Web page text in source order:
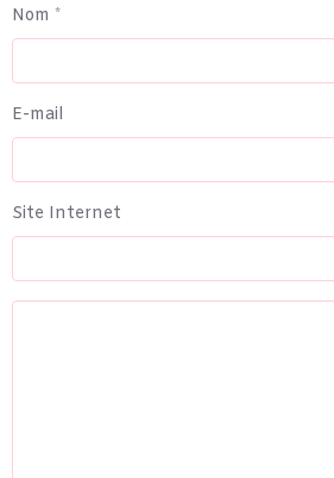
Nom
E-mail
Site Internet